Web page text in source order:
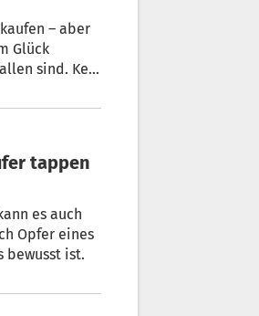
– aber
Glück
sind. Kein
es auch
Opfer eines
bewusst ist.